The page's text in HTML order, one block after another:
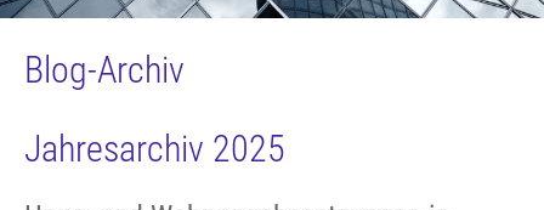
Blog-Archiv
Jahresarchiv 2025